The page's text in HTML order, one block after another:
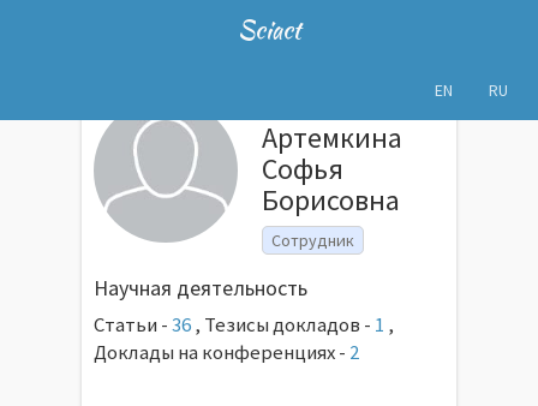
Sciact
EN RU
Артемкина
Софья
Борисовна
Сотрудник
Научная деятельность
Статьи -36, Тезисы докладов - 1 ,
Доклады на конференциях - 2